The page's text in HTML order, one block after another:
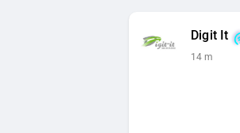
Digit It
14 m